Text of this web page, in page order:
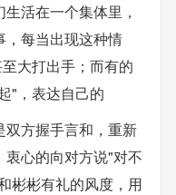
活在一个集体里，
，每当出现这种情
大打出手；而有的
"，表达自己的
方握手言和，重新
心的向对方说"对不
彬彬有礼的风度，用